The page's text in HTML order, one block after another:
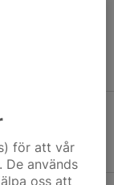
för att vår
används
oss att